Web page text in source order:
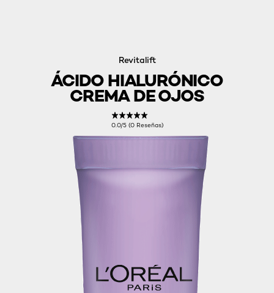
Revitalift
ÁCIDO HIALURÓNICO
CREMA DE OJOS
0.0/5 (0 Reseñas)